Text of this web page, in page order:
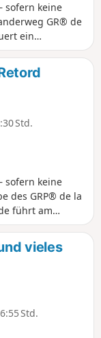
sofern keine
GR® de
ein
Naturpark
Landschaften
des Pays de
der Strecke führt
Haute Chaîne
sind
werden,
an diese Regeln,
Umgebung zu
Std.
sofern keine
des GRP® de la
führt am
bevor die
1,5 Stunden
herrlicher
Die Etappe
der Ferme de
de la Conay
vieles
6:55 Std.